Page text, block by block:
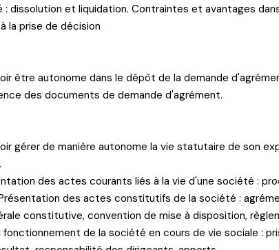
: dissolution et liquidation. Contraintes et avantages
la prise de décision
être autonome dans le dépôt de la demande
des documents de demande d'agrément.
gérer de manière autonome la vie statutaire de son
des actes courants liés à la vie d'une société :
des actes constitutifs de la société :
constitutive, convention de mise à disposition,
de la société en cours de vie sociale :